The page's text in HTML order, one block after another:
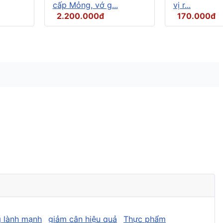
cấp Mỏng, vớ g...
2.200.000đ
vị r...
170.000đ
lành mạnh giảm cân hiệu quả Thực phẩm